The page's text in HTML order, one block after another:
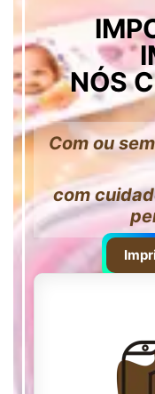
NÓS
Com ou
com